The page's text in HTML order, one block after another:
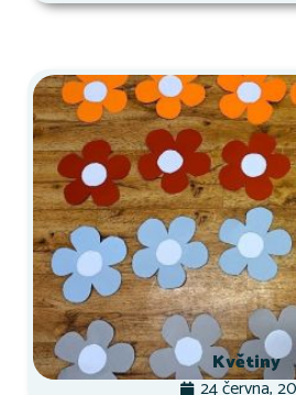
Květiny
24 června,